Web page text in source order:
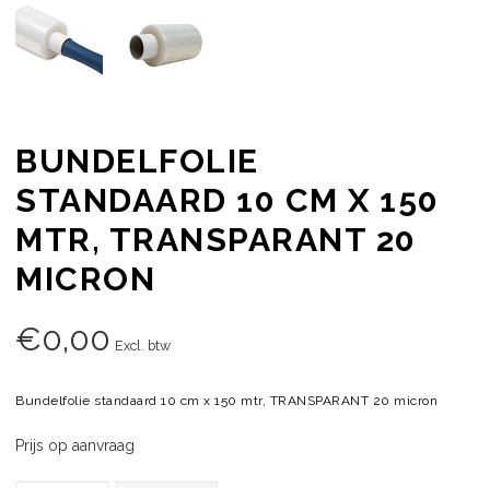
BUNDELFOLIE
STANDAARD 10 CM X 150
MTR, TRANSPARANT 20
MICRON
€0,00 Excl. btw
Bundelfolie standaard 10 cm x 150 mtr, TRANSPARANT 20 micron
Prijs op aanvraag